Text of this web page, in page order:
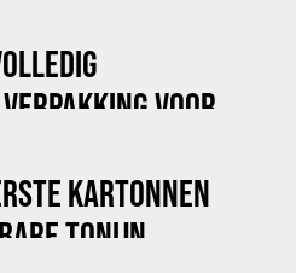
VOOR
KARTONNEN
TONIJN